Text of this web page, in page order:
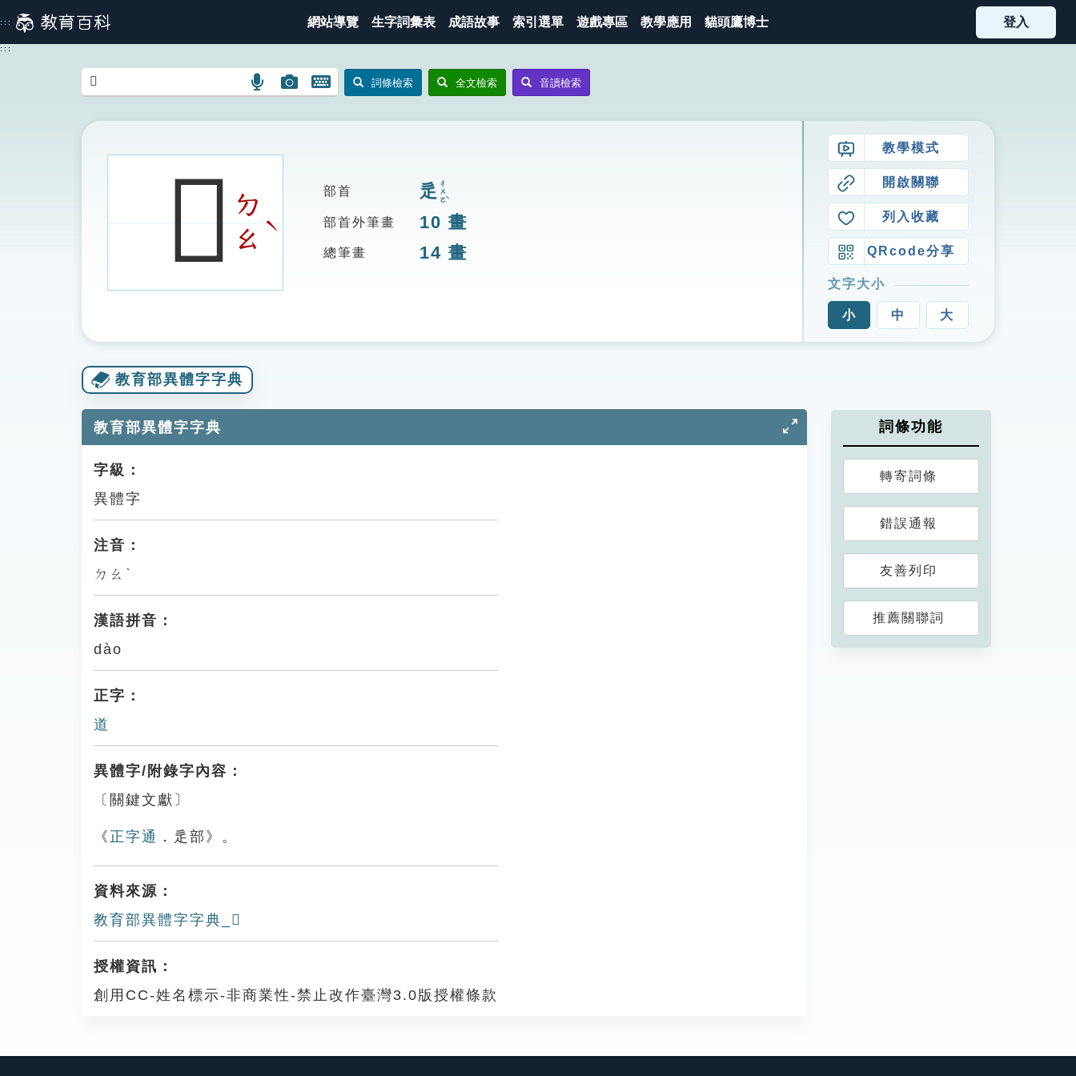
到
主
::: 網站導覽 生字詞彙表 成語故事 索引選單 遊戲專區 教學應用 貓頭鷹博士 登入
:::
語
搜
圖
圖
搜
開
鍵
詞條檢索 全文檢索 音讀檢索
𨕥ㄉ
ㄠ
ˋ
部首 辵 ㄔㄨㄛˋ
部首外筆畫 10 畫
總筆畫 14 畫
教學模式
開啟關聯
列入收藏
QRcode分享
文字大小
小 中 大
教育部異體字字典
教育部異體字字典
字級：
異體字
注音：
ㄉㄠˋ
漢語拼音：
dào
正字：
道
異體字/附錄字內容：
〔關鍵文獻〕
《 正字通 ．辵部》。
資料來源：
教育部異體字字典_𨕥
授權資訊：
創用CC-姓名標示-非商業性-禁止改作臺灣3.0版授權條款
詞條功能
轉寄詞條
錯誤通報
友善列印
推薦關聯詞